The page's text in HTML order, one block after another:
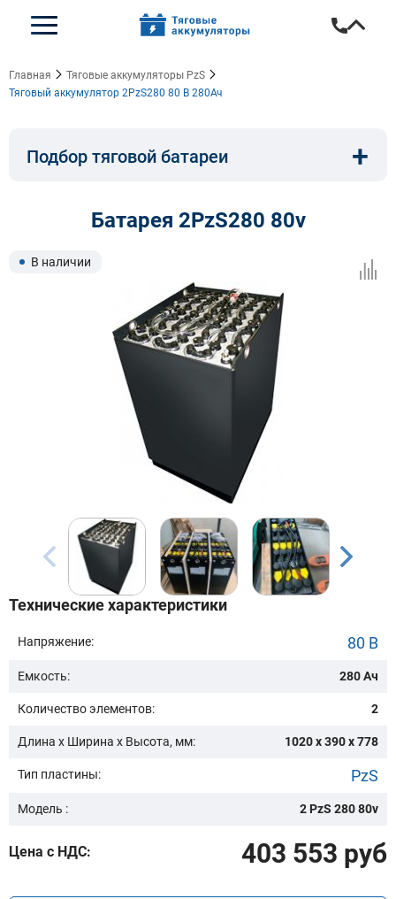
Главная
Тяговые аккумуляторы PzS
Тяговый аккумулятор 2PzS280 80 В 280Ач
Подбор тяговой батареи
Тип:
Высота, мм:
Модель:
Сначала выберите бренд
Очистить подбор
+
Батарея 2PzS280 80v
В наличии
Технические характеристики
Напряжение: 80 В
Емкость: 280 Ач
Количество элементов: 2
Длина х Ширина х Высота, мм: 1020 x 390 x 778
Тип пластины: PzS
Модель : 2 PzS 280 80v
Цена с НДС: 403 553 руб